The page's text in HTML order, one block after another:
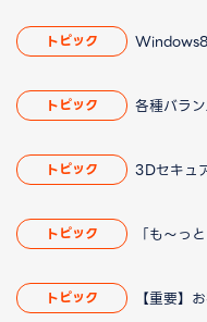
トピック
トピック 各種バラ
トピック 3Dセキュ
トピック 「も～っ
トピック